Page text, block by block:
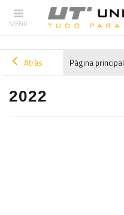
Atrás Página principal
2022